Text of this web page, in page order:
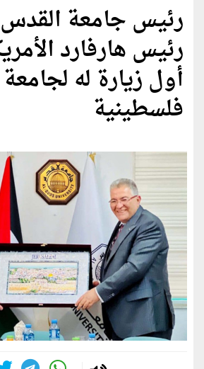
رئيس جامعة
رئيس هارفارد
أول زيارة له لجامعة
فلسطينية